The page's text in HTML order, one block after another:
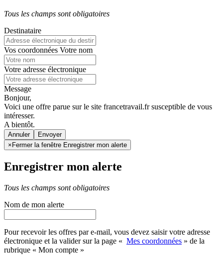
Tous les champs sont obligatoires
Destinataire
Vos coordonnées Votre nom
Votre adresse électronique
Message
Bonjour,
Voici une offre parue sur le site francetravail.fr susceptible de vous
intéresser.
A bientôt.
Annuler
× Fermer la fenêtre Enregistrer mon alerte
Enregistrer mon alerte
Tous les champs sont obligatoires
Nom de mon alerte
Pour recevoir les offres par e-mail, vous devez saisir votre adresse
électronique et la valider sur la page « Mes coordonnées » de la
rubrique « Mon compte »